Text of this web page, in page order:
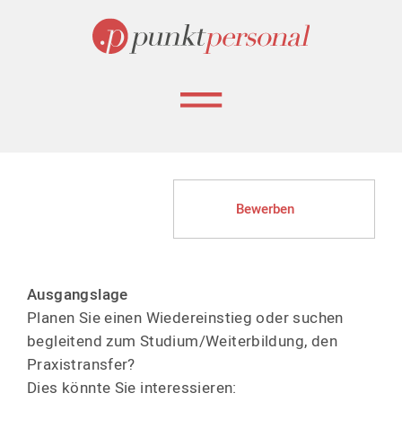
Bewerben
Ausgangslage
Planen Sie einen Wieder­einstieg oder suchen
begleitend zum Studium/Weiter­bildung, den
Praxis­transfer?
Dies könnte Sie interes­sieren: